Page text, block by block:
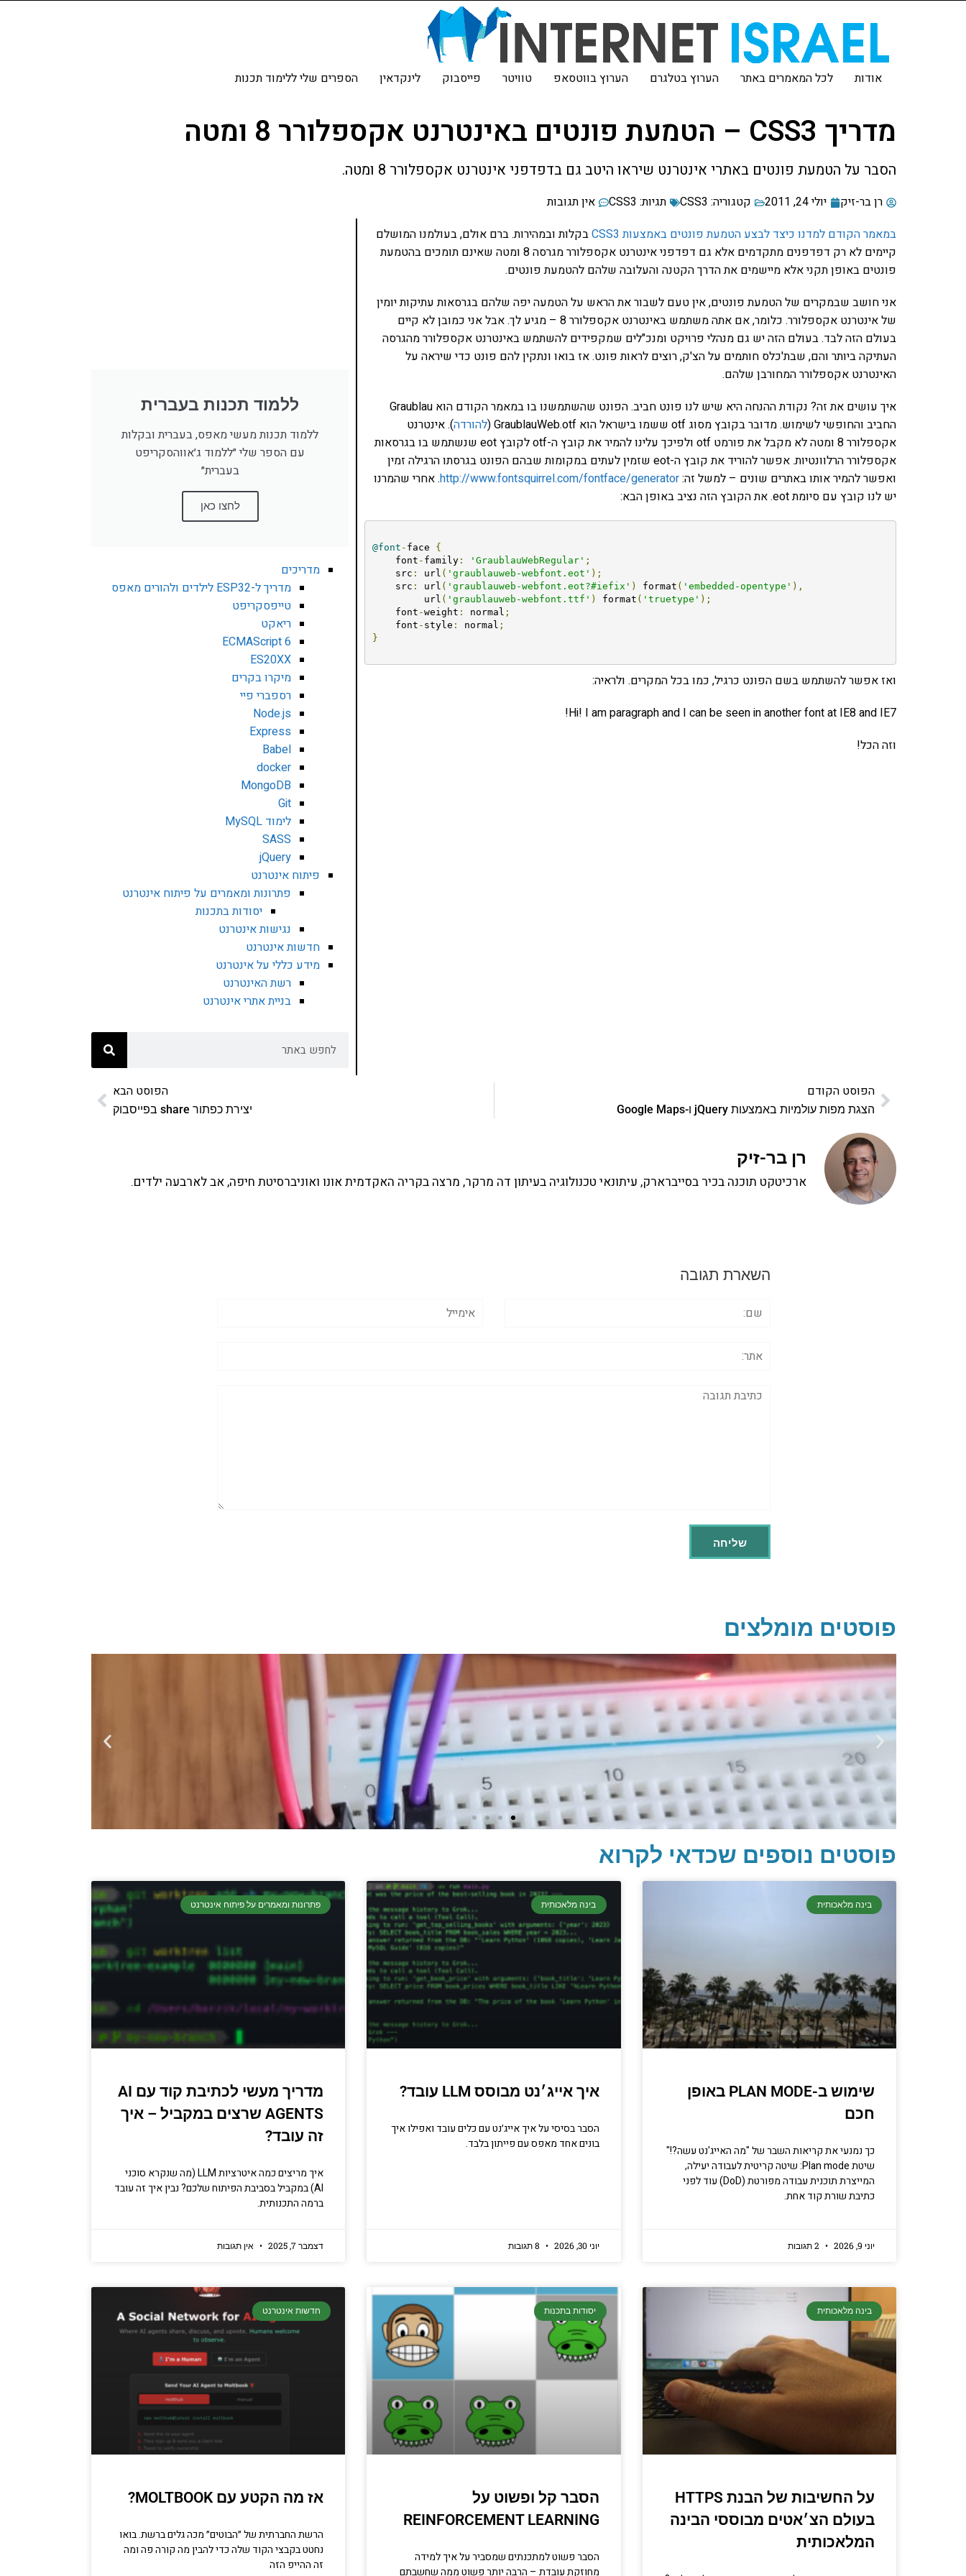
אודות לכל המאמרים באתר הערוץ בטלגרם הערוץ בווטסאפ טוויטר פייסבוק לינקדאין הספרים שלי ללימוד תכנות
מדריך CSS3 – הטמעת פונטים באינטרנט אקספלורר 8 ומטה
הסבר על הטמעת פונטים באתרי אינטרנט שיראו היטב גם בדפדפני אינטרנט אקספלורר 8 ומטה.
רן בר-זיק יולי 24, 2011 קטגוריה: CSS3 תגיות: CSS3
אין תגובות
במאמר הקודם למדנו כיצד לבצע הטמעת פונטים באמצעות CSS3
בקלות ובמהירות. ברם אולם, בעולמנו המושלם
קיימים לא רק דפדפנים מתקדמים אלא גם דפדפני אינטרנט אקספלורר מגרסה 8 ומטה שאינם תומכים בהטמעת
פונטים באופן תקני אלא מיישמים את הדרך הקטנה והעלובה שלהם להטמעת פונטים.
אני חושב שבמקרים של הטמעת פונטים, אין טעם לשבור את הראש על הטמעה יפה שלהם בגרסאות עתיקות יומין
של אינטרנט אקספלורר. כלומר, אם אתה משתמש באינטרנט אקספלורר 8 – מגיע לך. אבל אני כמובן לא קיים
בעולם הזה לבד. בעולם הזה יש גם מנהלי פרויקט ומנכ"לים שמקפידים להשתמש באינטרנט אקספלורר מהגרסה
העתיקה ביותר והם, שבת'כלס חותמים על הצ'ק, רוצים לראות פונט. אז בואו ונתקין להם פונט כדי שיראה על
האינטרנט אקספלורר המחורבן שלהם.
איך עושים את זה? נקודת ההנחה היא שיש לנו פונט חביב. הפונט שהשתמשנו בו במאמר הקודם הוא Graublau
החביב והחופשי לשימוש. מדובר בקובץ מסוג otf ששמו בישראל הוא GraublauWeb.otf (
להורדה). אינטרנט
אקספלורר 8 ומטה לא מקבל את פורמט otf ולפיכך עלינו להמיר את קובץ ה-otf לקובץ eot שנשתמש בו בגרסאות
אקספלורר הרלוונטיות. אפשר להוריד את קובץ ה-eot שזמין לעתים במקומות שבהם הפונט בגרסתו הרגילה זמין
ואפשר להמיר אותו באתרים שונים – למשל זה:http://www.fontsquirrel.com/fontface/generator. אחרי שהמרנו
יש לנו קובץ עם סיומת eot. את הקובץ הזה נציב באופן הבא:
@font - face {
    font
- family: 'GraublauWebRegular' ;
    src
: url ( 'graublauweb-webfont.eot' );
    src
: url ( 'graublauweb-webfont.eot?#iefix' ) format ( 'embedded-opentype' ),
         url
( 'graublauweb-webfont.ttf' ) format ( 'truetype' );
    font
-weight : normal ;
    font
- style : normal ;
}
ואז אפשר להשתמש בשם הפונט כרגיל, כמו בכל המקרים. ולראיה:
Hi! I am paragraph and I can be seen in another font at IE8 and IE7!
וזה הכל!
ללמוד תכנות בעברית
ללמוד תכנות מעשי מאפס, בעברית ובקלות
עם הספר שלי ״ללמוד ג׳אווהסקריפט
בעברית״
לחצו כאן
מדריכים
מדריך ל-ESP32 לילדים ולהורים מאפס
טייפסקריפט
ריאקט
ECMAScript 6
ES20XX
מיקרו בקרים
רספברי פיי
Node.js
Express
Babel
docker
MongoDB
Git
לימוד MySQL
SASS
jQuery
פיתוח אינטרנט
פתרונות ומאמרים על פיתוח אינטרנט
יסודות בתכנות
נגישות אינטרנט
חדשות אינטרנט
מידע כללי על אינטרנט
רשת האינטרנט
בניית אתרי אינטרנט
הפוסט הקודם
הצגת מפות עולמיות באמצעות jQuery ו-Google Maps
הפוסט הבא
יצירת כפתור share בפייסבוק
רן בר-זיק
ארכיטקט תוכנה בכיר בסייברארק, עיתונאי טכנולוגיה בעיתון דה מרקר, מרצה בקריה האקדמית אונו ואוניברסיטת חיפה, אב לארבעה ילדים.
השארת תגובה
תגובה
פוסטים מומלצים
פוסטים נוספים שכדאי לקרוא
בינה מלאכותית
שימוש ב-PLAN MODE באופן
חכם
כך נמנעי את קריאות השבר של "מה האייג'נט עשה?!"
שיטת Plan mode: שיטה קריטית לעבודה יעילה,
המייצרת תוכנית עבודה מפורטת (DoD) עוד לפני
כתיבת שורת קוד אחת.
יוני 9, 2026
בינה מלאכותית
איך אייג׳נט מבוסס LLM עובד?
הסבר בסיסי על איך אייג׳נט עם כלים עובד ואפילו איך
בונים אחד מאפס עם פייתון בלבד.
יוני 30, 2026
פתרונות ומאמרים על פיתוח אינטרנט
מדריך מעשי לכתיבת קוד עם AI
AGENTS שרצים במקביל – איך
זה עובד?
איך מריצים כמה איטרציות LLM (מה שנקרא סוכני
AI) במקביל בסביבת הפיתוח שלכם? נבין איך זה עובד
ברמה התכנותית.
דצמבר 7, 2025 אין תגובות
בינה מלאכותית
על החשיבות של הבנת HTTPS
בעולם הצ׳אטים מבוססי הבינה
המלאכותית
יסודות בתכנות
הסבר קל ופשוט על
REINFORCEMENT LEARNING
הסבר פשוט למתכנתים שמסביר על איך למידה
מחוזקת עובדת – הרבה יותר פשוט ממה שחשבתם
חדשות אינטרנט
אז מה הקטע עם MOLTBOOK?
הרשת החברתית של ״הבוטים״ מכה גלים ברשת. בואו
נחטט בקבצי הקוד שלה כדי להבין מה קורה פה ומה
זה ההייפ הזה